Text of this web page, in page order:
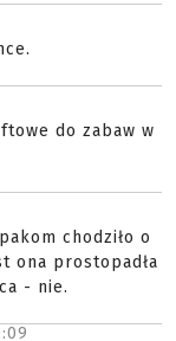
do zabaw w
chodziło o
ona prostopadła
- nie.